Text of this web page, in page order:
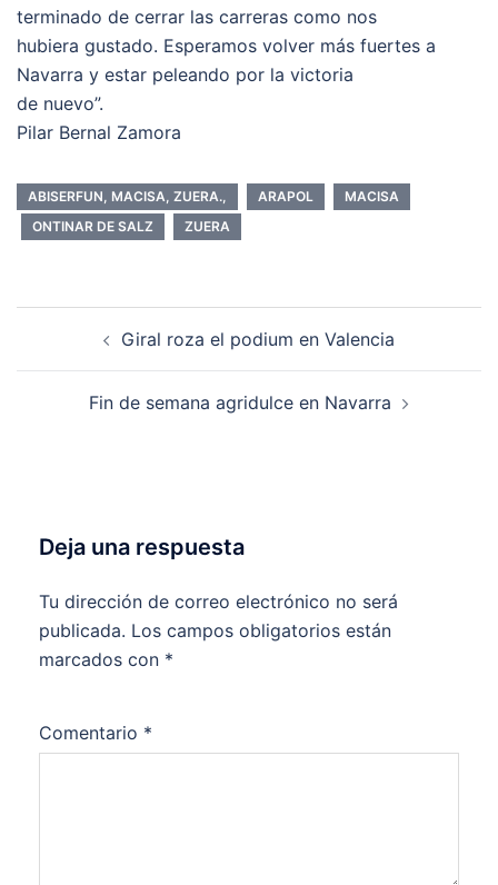
terminado de cerrar las carreras como nos
hubiera gustado. Esperamos volver más fuertes a
Navarra y estar peleando por la victoria
de nuevo”.
Pilar Bernal Zamora
ABISERFUN, MACISA, ZUERA., ARAPOL
MACISA
ONTINAR DE SALZ
ZUERA
Giral roza el podium en Valencia
Fin de semana agridulce en Navarra
Deja una respuesta
Tu dirección de correo electrónico no será
publicada. Los campos obligatorios están
marcados con *
Comentario *